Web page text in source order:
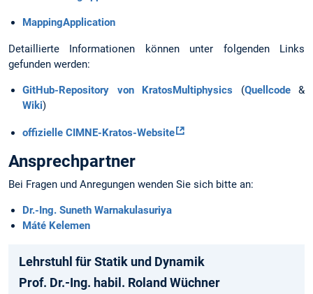
MappingApplication
Detaillierte Informationen können unter folgenden Links
gefunden werden:
GitHub-Repository von KratosMultiphysics (Quellcode&
Wiki)
offizielle CIMNE-Kratos-Website
Ansprechpartner
Bei Fragen und Anregungen wenden Sie sich bitte an:
Dr.-Ing. Suneth Warnakulasuriya
Máté Kelemen
Lehrstuhl für Statik und Dynamik
Prof. Dr.-Ing. habil. Roland Wüchner